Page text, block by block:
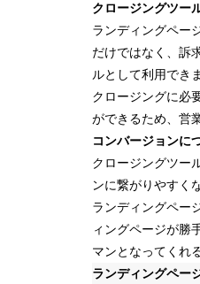
クロージングツー
ランディングペー
だけではなく、訴
ルとして利用でき
クロージングに必
ができるため、営
コンバージョンに
クロージングツー
ンに繋がりやすく
ランディングペー
ィングページが勝
マンとなってくれ
ランディングペー